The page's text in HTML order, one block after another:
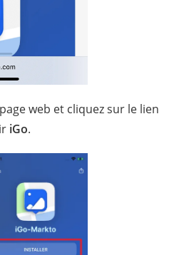
web et cliquez sur le lien
iGo.